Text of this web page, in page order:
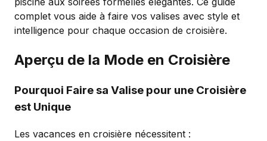
complet vous aide à faire vos valises avec style et
intelligence pour chaque occasion de croisière.
Aperçu de la Mode en Croisière
Pourquoi Faire sa Valise pour une Croisière
est Unique
Les vacances en croisière nécessitent :